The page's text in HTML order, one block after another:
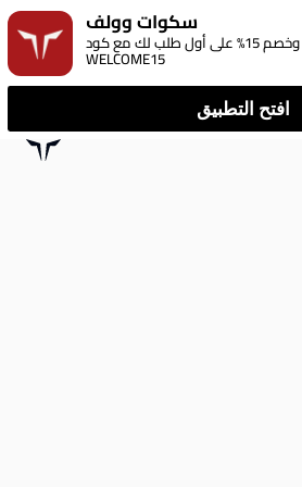
سكوات وولف
نزل تطبيقنا وخصم 15% على أول طلب لك مع كود:
WELCOME15
افتح التطبيق